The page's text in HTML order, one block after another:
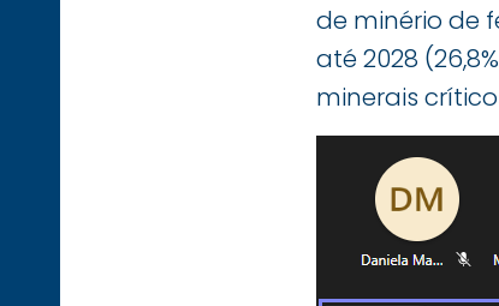
de minério de
até 2028
minerais